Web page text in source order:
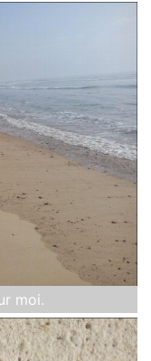
moi.